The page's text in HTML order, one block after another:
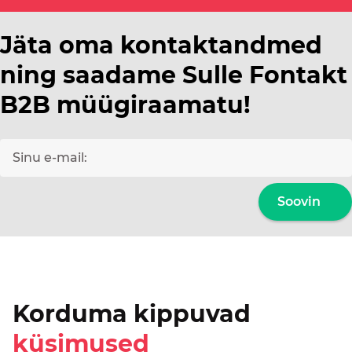
Jäta oma kontaktandmed
ning saadame Sulle Fontakt
B2B müügiraamatu!
Soovin
Korduma kippuvad
küsimused